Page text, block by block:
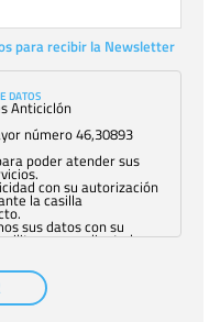
para recibir la Newsletter
DATOS
Anticiclón
número 46,30893
poder atender sus
con su autorización
la casilla
sus datos con su
mediante la
el personal de
autorizado podrá
que le pedimos. No se